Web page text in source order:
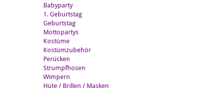
Babyparty
1. Geburtstag
Geburtstag
Mottopartys
Kostüme
Kostümzubehör
Perücken
Strumpfhosen
Wimpern
Hüte / Brillen / Masken